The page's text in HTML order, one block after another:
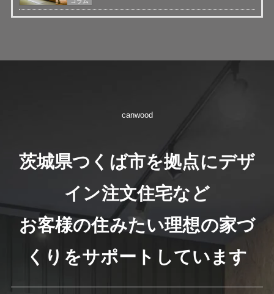
canwood
茨城県つくば市を拠点にデザ
イン注文住宅など
お客様の住みたい理想の家づ
くりをサポートしています